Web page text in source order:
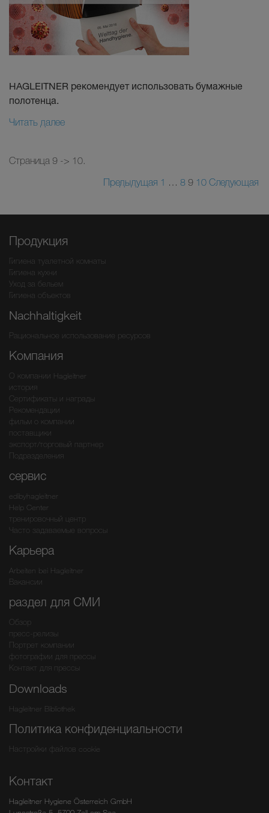
HAGLEITNER рекомендует использовать бумажные
полотенца.
Читать далее
Страница 9 -> 10.
Предыдущая 1 … 8 9 10 Следующая
Продукция
Гигиена туалетной комнаты
Гигиена кухни
Уход за бельем
Гигиена объектов
Nachhaltigkeit
Рациональное использование ресурсов
Компания
О компании Hagleitner
история
Сертификаты и награды
Рекомендации
фильм о компании
поставщики
экспорт/торговый партнер
Подразделения
сервис
edibyhagleitner
Help Center
тренировочный центр
Часто задаваемые вопросы
Карьера
Arbeiten bei Hagleitner
Вакансии
раздел для СМИ
Обзор
пресс-релизы
Портрет компании
фотографии для прессы
Контакт для прессы
Downloads
Hagleitner Bibliothek
Политика конфиденциальности
Настройки файлов cookie
Контакт
Hagleitner Hygiene Österreich GmbH